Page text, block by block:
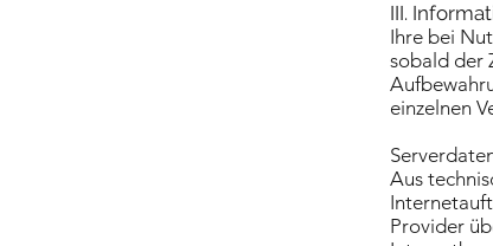
III.
Ihre bei
sobald der
einzelnen
Aus
Provider